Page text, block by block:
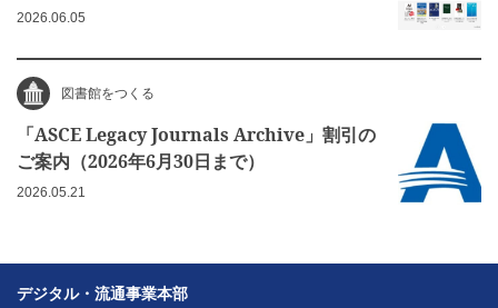
2026.06.05
図書館をつくる
「ASCE Legacy Journals Archive」割引の
ご案内（2026年6月30日まで）
2026.05.21
デジタル・流通事業本部